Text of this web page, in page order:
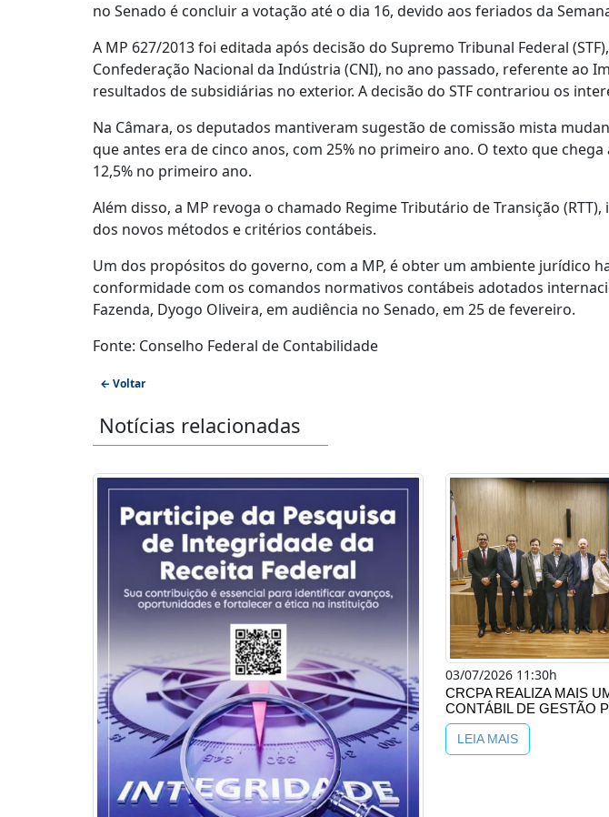
no Senado é concluir a votação até o dia 16, devido aos feriados da
A MP 627/2013 foi editada após decisão do Supremo Tribunal Federal
Confederação Nacional da Indústria (CNI), no ano passado, referente ao
resultados de subsidiárias no exterior. A decisão do STF contrariou os
Na Câmara, os deputados mantiveram sugestão de comissão mista
que antes era de cinco anos, com 25% no primeiro ano. O texto que
12,5% no primeiro ano.
Além disso, a MP revoga o chamado Regime Tributário de Transição
dos novos métodos e critérios contábeis.
Um dos propósitos do governo, com a MP, é obter um ambiente jurídico
conformidade com os comandos normativos contábeis adotados
Fazenda, Dyogo Oliveira, em audiência no Senado, em 25 de fevereiro.
Fonte: Conselho Federal de Contabilidade
← Voltar
Notícias relacionadas
03/07/2026 11:30h
CRCPA REALIZA MAIS
CONTÁBIL DE GESTÃO
LEIA MAIS